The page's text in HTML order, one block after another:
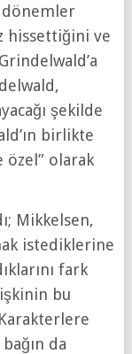
dönemler
hissettiğini ve
şekilde
birlikte
özel” olarak
Mikkelsen,
istediklerine
fark
bu
da